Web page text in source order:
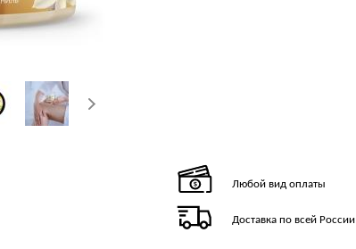
Любой вид оплаты
Доставка по всей России